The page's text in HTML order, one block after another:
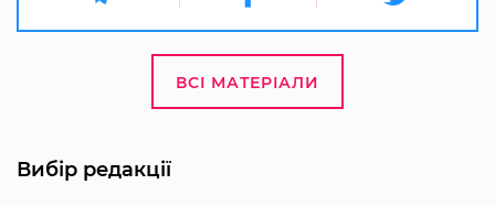
ВСІ МАТЕРІАЛИ
Вибір редакції